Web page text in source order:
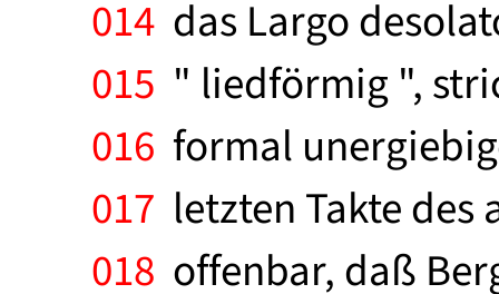
014 das Largo
015 " liedförmig ",
016 formal
017 letzten Takte
018 offenbar, daß